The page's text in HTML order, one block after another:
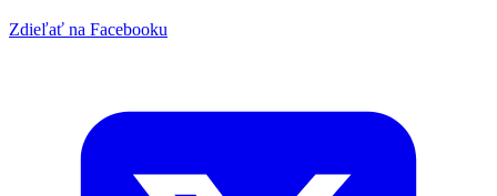
Zdieľať na Facebooku